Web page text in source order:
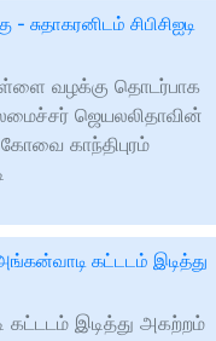
சிபிசிஐடி
வழக்கு தொடர்பாக
ஜெயலலிதாவின்
காந்திபுரம்
கட்டடம் இடித்து
இடித்து அகற்றம்